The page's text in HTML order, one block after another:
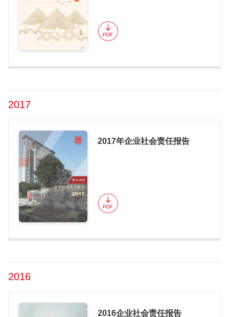
2017
2017年企业社会责任报告
2016
2016企业社会责任报告